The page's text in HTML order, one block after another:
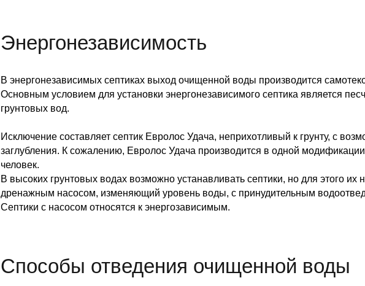
Энергонезависимость
В энергонезависимых септиках выход очищенной воды производится
Основным условием для установки энергонезависимого септика является
грунтовых вод.
Исключение составляет септик Евролос Удача, неприхотливый к грунту, с
заглубления. К сожалению, Евролос Удача производится в одной
человек.
В высоких грунтовых водах возможно устанавливать септики, но для этого их
дренажным насосом, изменяющий уровень воды, с принудительным
Септики с насосом относятся к энергозависимым.
Способы отведения очищенной воды